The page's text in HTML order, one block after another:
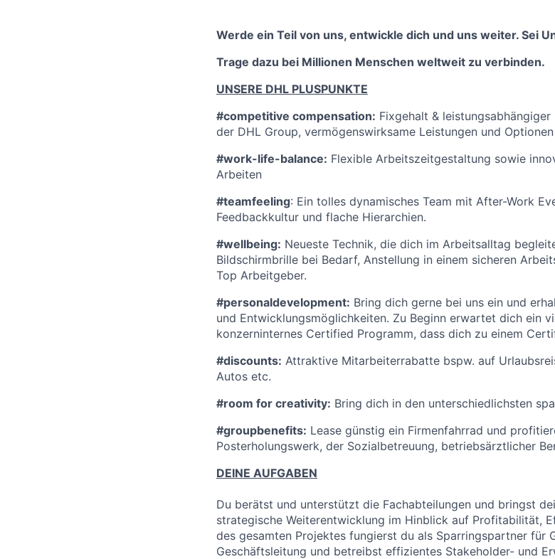
Werde ein Teil von uns, entwickle dich und uns weiter. Sei
Trage dazu bei Millionen Menschen weltweit zu verbinden.
UNSERE DHL PLUSPUNKTE
#competitive compensation: Fixgehalt &
der DHL Group, vermögenswirksame Leistungen und
#work-life-balance: Flexible Arbeitszeitgestaltung sowie
Arbeiten
#teamfeeling: Ein tolles dynamisches Team mit After-Work
Feedbackkultur und flache Hierarchien.
#wellbeing: Neueste Technik, die dich im Arbeitsalltag
Bildschirmbrille bei Bedarf, Anstellung in einem sicheren
Top Arbeitgeber.
#personaldevelopment: Bring dich gerne bei uns ein und
und Entwicklungsmöglichkeiten. Zu Beginn erwartet dich ein
konzerninternes Certified Programm, dass dich zu einem
#discounts: Attraktive Mitarbeiterrabatte bspw. auf
Autos etc.
#room for creativity: Bring dich in den unterschiedlichsten
#groupbenefits: Lease günstig ein Firmenfahrrad und
Posterholungswerk, der Sozialbetreuung, betriebsärztlicher
DEINE AUFGABEN
Du berätst und unterstützt die Fachabteilungen und bringst
strategische Weiterentwicklung im Hinblick auf Profitabilität,
des gesamten Projektes fungierst du als Sparringspartner für
Geschäftsleitung und betreibst effizientes Stakeholder- und